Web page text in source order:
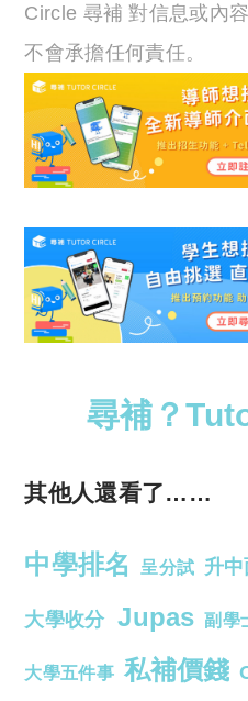
Circle 尋補 對信息或內
不會承擔任何責任。
尋補？
其他人還看了……
中學排名 呈分試 升
大學收分 Jupas 副學
大學五件事 私補價錢